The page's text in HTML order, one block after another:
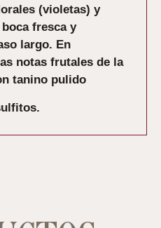
(violetas) y
fresca y
largo. En
notas frutales de la
tanino pulido